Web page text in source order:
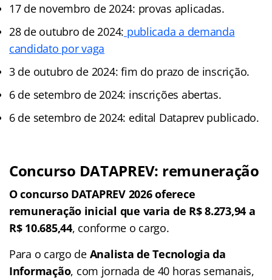
17 de novembro de 2024: provas aplicadas.
28 de outubro de 2024: publicada a demanda
candidato por vaga
3 de outubro de 2024: fim do prazo de inscrição.
6 de setembro de 2024: inscrições abertas.
6 de setembro de 2024: edital Dataprev publicado.
Concurso DATAPREV: remuneração
O concurso DATAPREV2026 oferece
remuneração inicial que varia de R$ 8.273,94 a
R$ 10.685,44, conforme o cargo.
Para o cargo de Analista de Tecnologia da
Informação, com jornada de 40 horas semanais,